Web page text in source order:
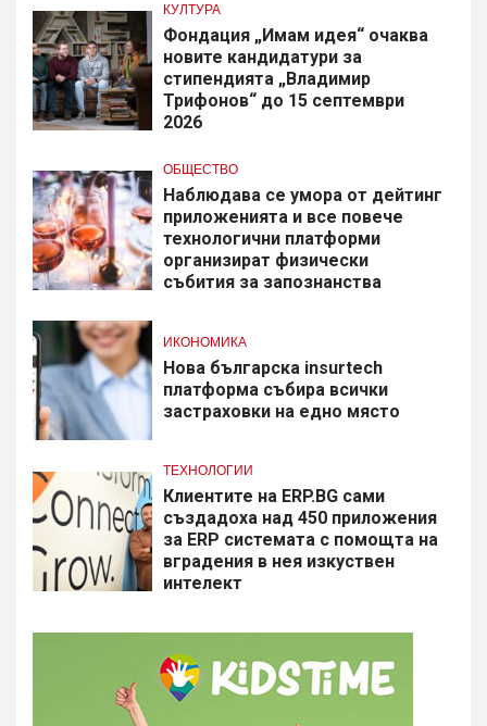
КУЛТУРА
Фондация „Имам идея“ очаква
новите кандидатури за
стипендията „Владимир
Трифонов“ до 15 септември
2026
ОБЩЕСТВО
Наблюдава се умора от дейтинг
приложенията и все повече
технологични платформи
организират физически
събития за запознанства
ИКОНОМИКА
Нова българска insurtech
платформа събира всички
застраховки на едно място
ТЕХНОЛОГИИ
Клиентите на ERP.BG сами
създадоха над 450 приложения
за ERP системата с помощта на
вградения в нея изкуствен
интелект